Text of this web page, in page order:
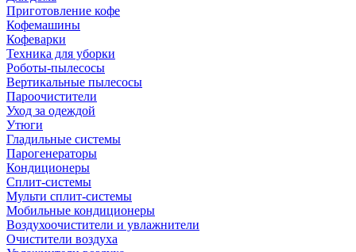
Приготовление кофе
Кофемашины
Кофеварки
Техника для уборки
Роботы-пылесосы
Вертикальные пылесосы
Пароочистители
Уход за одеждой
Утюги
Гладильные системы
Парогенераторы
Кондиционеры
Сплит-системы
Мульти сплит-системы
Мобильные кондиционеры
Воздухоочистители и увлажнители
Очистители воздуха